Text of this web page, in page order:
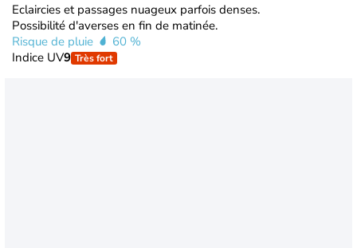
Eclaircies et passages nuageux parfois denses.
Possibilité d'averses en fin de matinée.
Risque de pluie
60 %
Indice UV9 Très fort